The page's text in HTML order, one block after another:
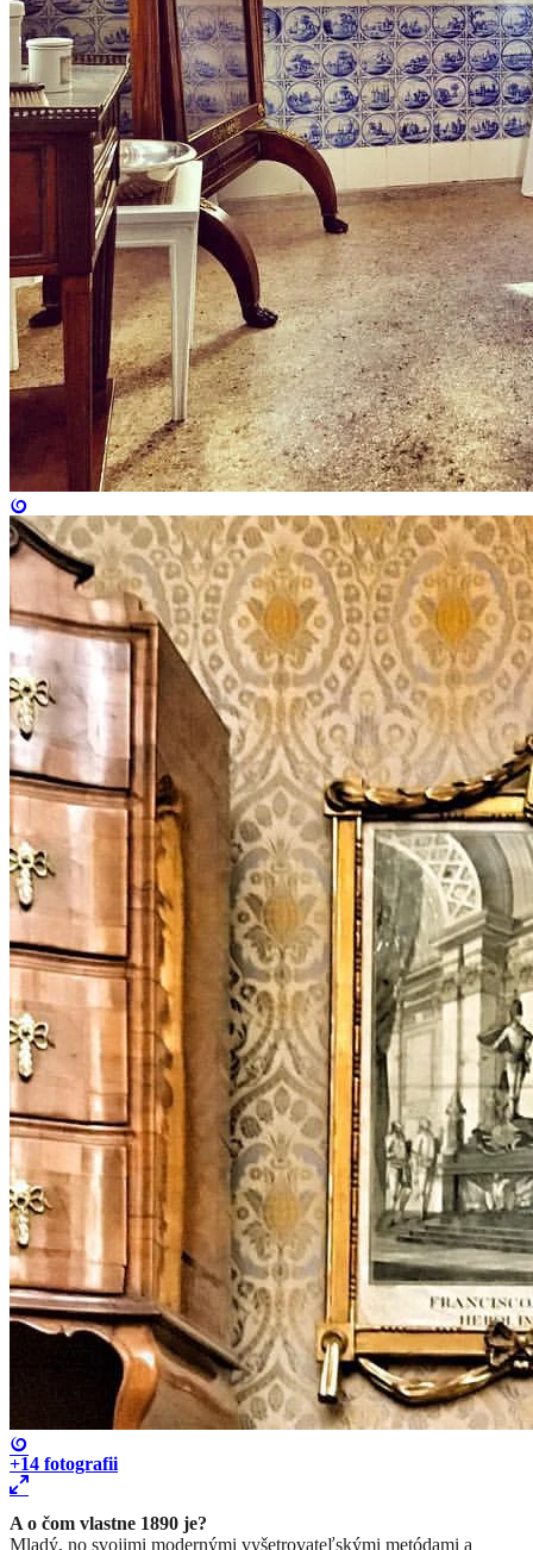
+14 fotografii
A o čom vlastne 1890 je?
Mladý, no svojimi modernými vyšetrovateľskými metódami a